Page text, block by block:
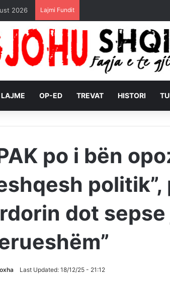
2026 Lajmi Fundit
LAJME OP-ED TREVAT HISTORI
po i bën
dot
Last Updated: 18/12/25 - 21:12